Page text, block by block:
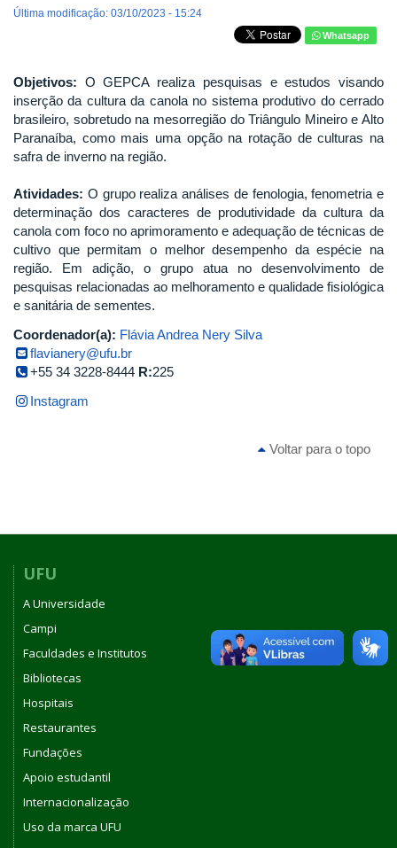
Última modificação: 03/10/2023 - 15:24
Whatsapp
Objetivos: O GEPCA realiza pesquisas e estudos visando
inserção da cultura da canola no sistema produtivo do cerrado
brasileiro, sobretudo na mesorregião do Triângulo Mineiro e Alto
Paranaíba, como mais uma opção na rotação de culturas na
safra de inverno na região.
Atividades: O grupo realiza análises de fenologia, fenometria e
determinação dos caracteres de produtividade da cultura da
canola com foco no aprimoramento e adequação de técnicas de
cultivo que permitam o melhor desempenho da espécie na
região. Em adição, o grupo atua no desenvolvimento de
pesquisas relacionadas ao melhoramento e qualidade fisiológica
e sanitária de sementes.
Coordenador(a): Flávia Andrea Nery Silva
flavianery@ufu.br
+55 34 3228-8444 R:225
Instagram
Voltar para o topo
UFU
A Universidade
Campi
Faculdades e Institutos
Bibliotecas
Hospitais
Restaurantes
Fundações
Apoio estudantil
Internacionalização
Uso da marca UFU